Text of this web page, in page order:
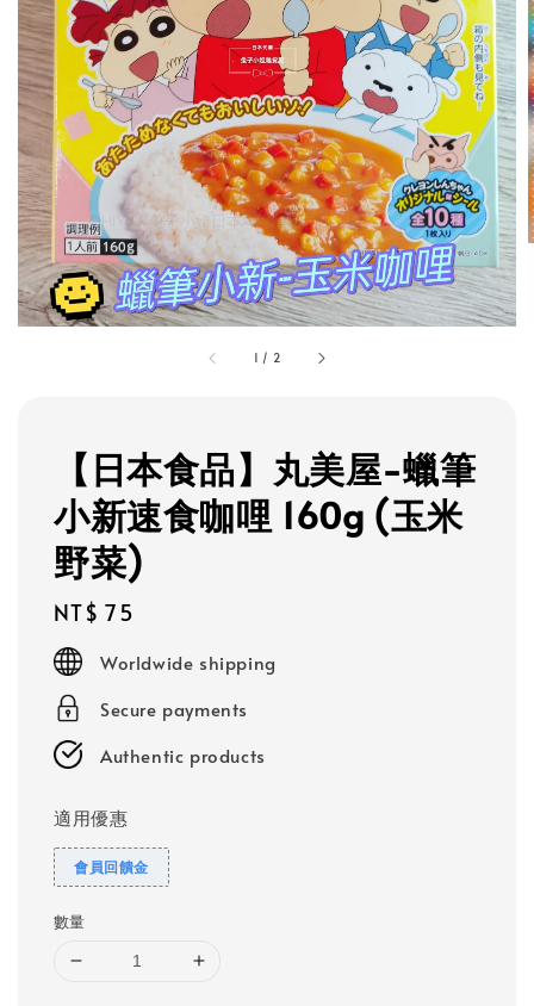
1 / 2
【日本食品】丸美屋-蠟筆
小新速食咖哩 160g (玉米
野菜)
Regular
price
NT$ 75
Worldwide shipping
Secure payments
Authentic products
適用優惠
會員回饋金
數量